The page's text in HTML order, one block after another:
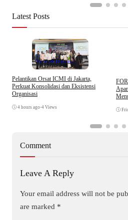
Latest Posts
Tokoh & Organisasi
Pelantikan Orsat ICMI di Jakarta,
Perkuat Konsolidasi dan Eksistensi
Organisasi
4 hours ago •4 Views
Comment
Leave A Reply
Your email address will not be
are marked *